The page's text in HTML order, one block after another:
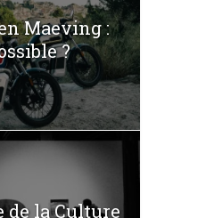
Maeving :
?
de la Culture